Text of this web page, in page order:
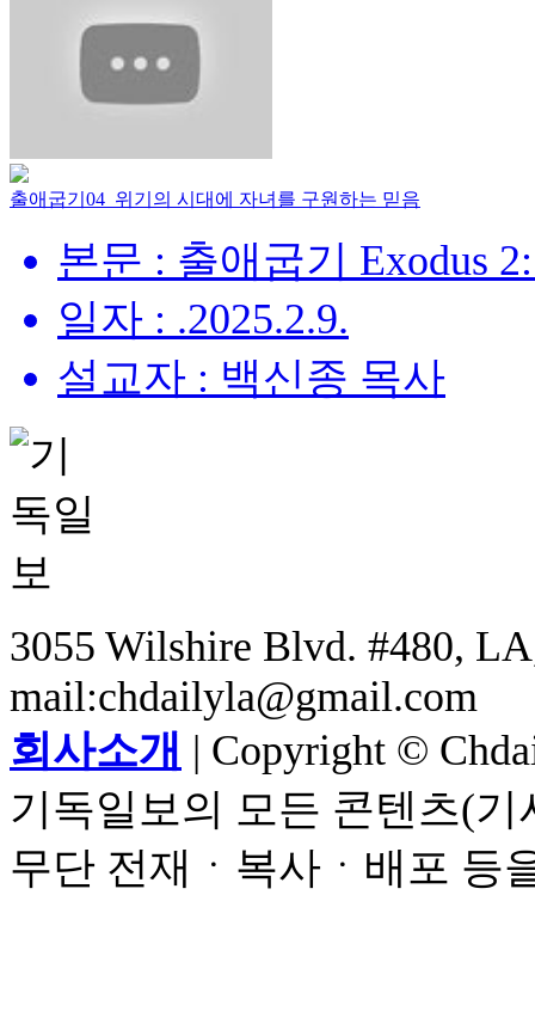
출애굽기04_위기의 시대에 자녀를 구원하는 믿음
본문 : 출애굽기 Exodus
일자 : .2025.2.9.
설교자 : 백신종 목사
3055 Wilshire Blvd. #480,
mail:chdailyla@gmail.com
회사소개 | Copyright ©
기독일보의 모든 콘텐츠(
무단 전재ㆍ복사ㆍ배포 등